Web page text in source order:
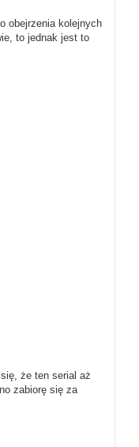
obejrzenia kolejnych
to jednak jest to
że ten serial aż
zabiorę się za